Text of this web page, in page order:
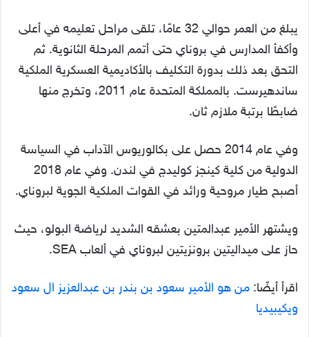
يبلغ من العمر حوالي 32 عامًا، تلقى مراحل تعليمه في أعلى
وأكفأ المدارس في بروناي حتى أتمم المرحلة الثانوية. ثم
التحق بعد ذلك بدورة التكليف بالأكاديمية العسكرية الملكية
ساندهيرست. بالمملكة المتحدة عام 2011، وتخرج منها
ضابطًا برتبة ملازم ثان.
وفي عام 2014 حصل على بكالوريوس الآداب في السياسة
الدولية من كلية كينجز كوليدج في لندن. وفي عام 2018
أصبح طيار مروحية ورائد في القوات الملكية الجوية لبروناي.
ويشتهر الأمير عبدالمتين بعشقه الشديد لرياضة البولو، حيث
حاز على ميداليتين برونزيتين لبروناي في ألعاب SEA.
اقرأ أيضًا: من هو الأمير سعود بن بندر بن عبدالعزيز ال سعود
ويكيبيديا